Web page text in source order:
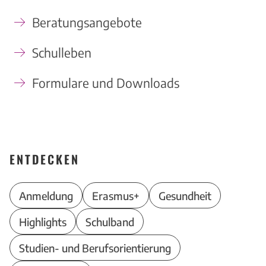
Beratungsangebote
Schulleben
Formulare und Downloads
ENTDECKEN
Anmeldung Erasmus+
Gesundheit
Highlights
Schulband
Studien- und Berufsorientierung